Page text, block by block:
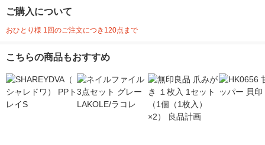
ご購入について
おひとり様 1回のご注文につき120点まで
こちらの商品もおすすめ